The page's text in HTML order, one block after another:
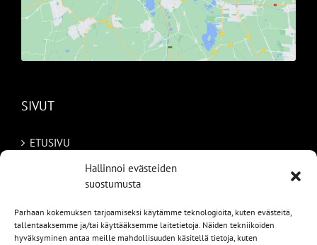
Hallinnoi evästeiden
suostumusta
Parhaan kokemuksen tarjoamiseksi käytämme teknologioita, kuten evästeitä,
tallentaaksemme ja/tai käyttääksemme laitetietoja. Näiden tekniikoiden
hyväksyminen antaa meille mahdollisuuden käsitellä tietoja, kuten
SIVUT
ETUSIVU
TILAA AUTO RUOTSISTA